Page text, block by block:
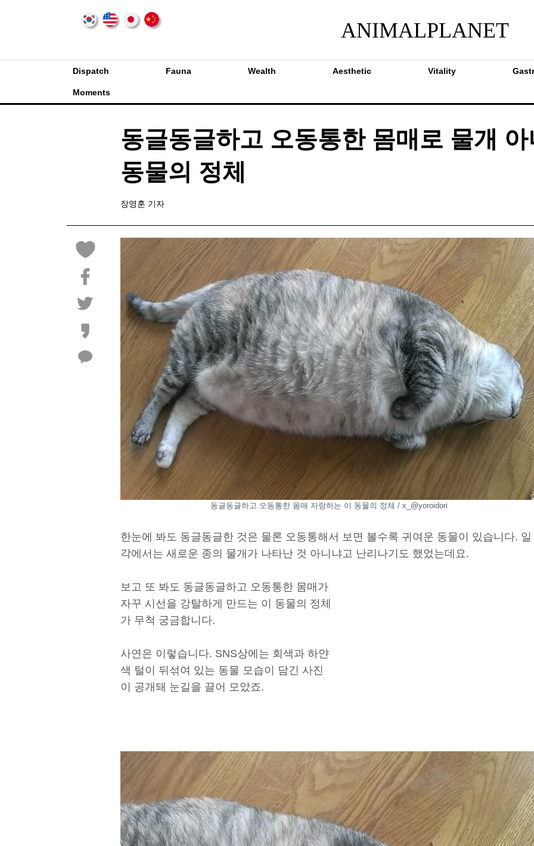
ANIMALPLANET
Dispatch Fauna Wealth Aesthetic Vitality
Moments
동글동글하고 오동통한 몸매로 물개
동물의 정체
장영훈 기자
동글동글하고 오동통한 몸매 자랑하는 이 동물의 정체 / x_@yoroidori
한눈에 봐도 동글동글한 것은 물론 오동통해서 보면 볼수록 귀여운 동물이 있습니다. 일
각에서는 새로운 종의 물개가 나타난 것 아니냐고 난리나기도 했었는데요.
보고 또 봐도 동글동글하고 오동통한 몸매가
자꾸 시선을 강탈하게 만드는 이 동물의 정체
가 무척 궁금합니다.
사연은 이렇습니다. SNS상에는 회색과 하얀
색 털이 뒤섞여 있는 동물 모습이 담긴 사진
이 공개돼 눈길을 끌어 모았죠.